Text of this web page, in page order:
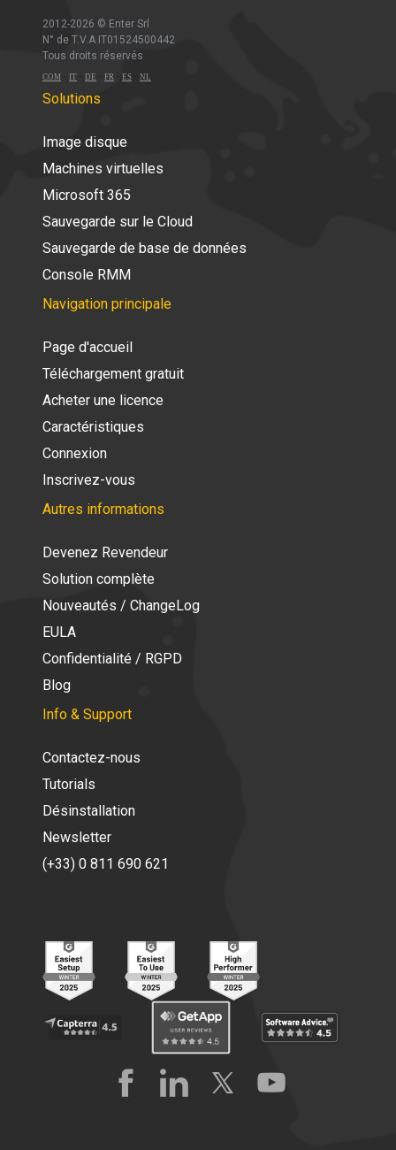
2012-2026 © Enter Srl
N° de T.V.A IT01524500442
Tous droits réservés
COM IT DE FR ES NL
Solutions
Image disque
Machines virtuelles
Microsoft 365
Sauvegarde sur le Cloud
Sauvegarde de base de données
Console RMM
Navigation principale
Page d'accueil
Téléchargement gratuit
Acheter une licence
Caractéristiques
Connexion
Inscrivez-vous
Autres informations
Devenez Revendeur
Solution complète
Nouveautés / ChangeLog
EULA
Confidentialité / RGPD
Blog
Info & Support
Contactez-nous
Tutorials
Désinstallation
Newsletter
(+33) 0 811 690 621